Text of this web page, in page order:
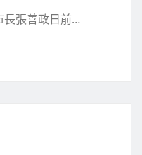
長張善政日前…